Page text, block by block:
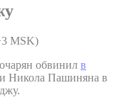
MSK)
обвинил в
Никола Пашиняна в